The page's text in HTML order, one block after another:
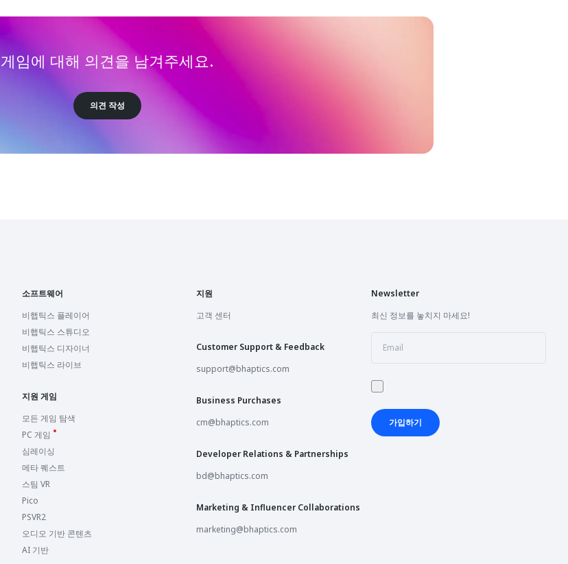
게임에 대해 의견을 남겨주세요.
의견 작성
소프트웨어
비햅틱스 플레이어
비햅틱스 스튜디오
비햅틱스 디자이너
비햅틱스 라이브
지원 게임
모든 게임 탐색
PC 게임
심레이싱
메타 퀘스트
스팀 VR
Pico
PSVR2
오디오 기반 콘텐츠
AI 기반
지원
고객 센터
Customer Support & Feedback
support@bhaptics.com
Business Purchases
cm@bhaptics.com
Developer Relations & Partnerships
bd@bhaptics.com
Marketing & Influencer Collaborations
marketing@bhaptics.com
Newsletter
최신 정보를 놓치지 마세요!
가입하기